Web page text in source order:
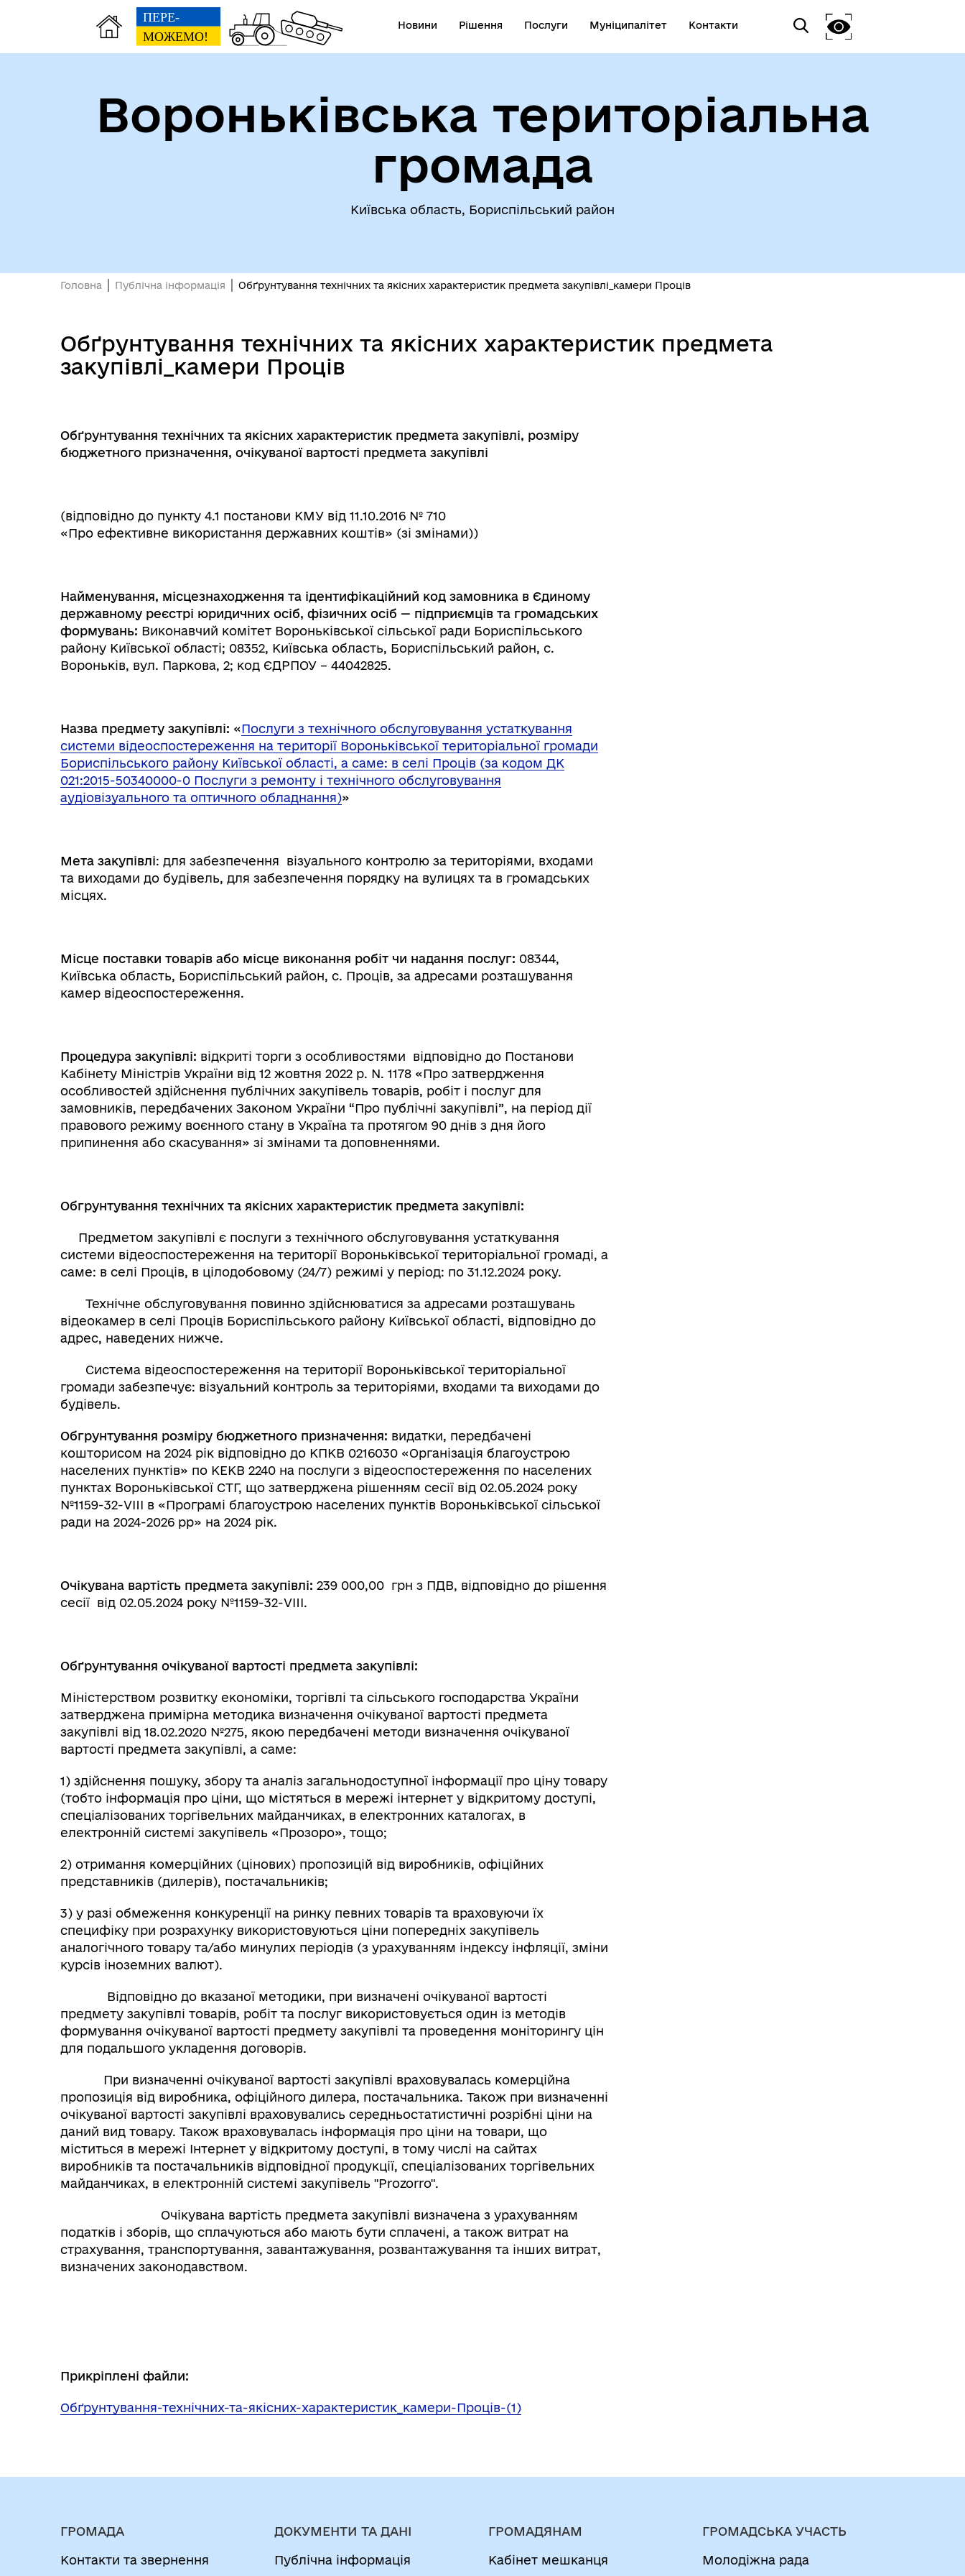
Новини Рішення Послуги Муніципалітет Контакти
Вороньківська територіальна
громада
Київська область, Бориспільський район
Головна Публічна інформація Обґрунтування технічних та якісних характеристик предмета закупівлі_камери Проців
Обґрунтування технічних та якісних характеристик предмета
закупівлі_камери Проців
Обґрунтування технічних та якісних характеристик предмета закупівлі, розміру
бюджетного призначення, очікуваної вартості предмета закупівлі
(відповідно до пункту 4.1 постанови КМУ від 11.10.2016 № 710
«Про ефективне використання державних коштів» (зі змінами))
Найменування, місцезнаходження та ідентифікаційний код замовника в Єдиному
державному реєстрі юридичних осіб, фізичних осіб — підприємців та громадських
формувань: Виконавчий комітет Вороньківської сільської ради Бориспільського
району Київської області; 08352, Київська область, Бориспільський район, с.
Вороньків, вул. Паркова, 2; код ЄДРПОУ – 44042825.
Назва предмету закупівлі: «Послуги з технічного обслуговування устаткування
системи відеоспостереження на території Вороньківської територіальної громади
Бориспільського району Київської області, а саме: в селі Проців (за кодом ДК
021:2015-50340000-0 Послуги з ремонту і технічного обслуговування
аудіовізуального та оптичного обладнання)»
Мета закупівлі: для забезпечення візуального контролю за територіями, входами
та виходами до будівель, для забезпечення порядку на вулицях та в громадських
місцях.
Місце поставки товарів або місце виконання робіт чи надання послуг: 08344,
Київська область, Бориспільський район, с. Проців, за адресами розташування
камер відеоспостереження.
Процедура закупівлі: відкриті торги з особливостями відповідно до Постанови
Кабінету Міністрів України від 12 жовтня 2022 р. N. 1178 «Про затвердження
особливостей здійснення публічних закупівель товарів, робіт i послуг для
замовників, передбачених Законом України “Про публічні закупівлі”, на період дії
правового режиму воєнного стану в Україна та протягом 90 днів з дня його
припинення або скасування» зі змінами та доповненнями.
Обгрунтування технічних та якісних характеристик предмета закупівлі:
Предметом закупівлі є послуги з технічного обслуговування устаткування
системи відеоспостереження на території Вороньківської територіальної громаді, а
саме: в селі Проців, в цілодобовому (24/7) режимі у період: по 31.12.2024 року.
Технічне обслуговування повинно здійснюватися за адресами розташувань
відеокамер в селі Проців Бориспільського району Київської області, відповідно до
адрес, наведених нижче.
Система відеоспостереження на території Вороньківської територіальної
громади забезпечує: візуальний контроль за територіями, входами та виходами до
будівель.
Обгрунтування розміру бюджетного призначення: видатки, передбачені
кошторисом на 2024 рік відповідно до КПКВ 0216030 «Організація благоустрою
населених пунктів» по КЕКВ 2240 на послуги з відеоспостереження по населених
пунктах Вороньківської СТГ, що затверджена рішенням сесії від 02.05.2024 року
№1159-32-VIII в «Програмі благоустрою населених пунктів Вороньківської сільської
ради на 2024-2026 рр» на 2024 рік.
Очікувана вартість предмета закупівлі: 239 000,00 грн з ПДВ, відповідно до рішення
сесії від 02.05.2024 року №1159-32-VIII.
Обґрунтування очікуваної вартості предмета закупівлі:
Міністерством розвитку економіки, торгівлі та сільського господарства України
затверджена примірна методика визначення очікуваної вартості предмета
закупівлі від 18.02.2020 №275, якою передбачені методи визначення очікуваної
вартості предмета закупівлі, а саме:
1) здійснення пошуку, збору та аналіз загальнодоступної інформації про ціну товару
(тобто інформація про ціни, що містяться в мережі інтернет у відкритому доступі,
спеціалізованих торгівельних майданчиках, в електронних каталогах, в
електронній системі закупівель «Прозоро», тощо;
2) отримання комерційних (цінових) пропозицій від виробників, офіційних
представників (дилерів), постачальників;
3) у разі обмеження конкуренції на ринку певних товарів та враховуючи їх
специфіку при розрахунку використовуються ціни попередніх закупівель
аналогічного товару та/або минулих періодів (з урахуванням індексу інфляції, зміни
курсів іноземних валют).
Відповідно до вказаної методики, при визначені очікуваної вартості
предмету закупівлі товарів, робіт та послуг використовується один із методів
формування очікуваної вартості предмету закупівлі та проведення моніторингу цін
для подальшого укладення договорів.
При визначенні очікуваної вартості закупівлі враховувалась комерційна
пропозиція від виробника, офіційного дилера, постачальника. Також при визначенні
очікуваної вартості закупівлі враховувались середньостатистичні розрібні ціни на
даний вид товару. Також враховувалась інформація про ціни на товари, що
міститься в мережі Інтернет у відкритому доступі, в тому числі на сайтах
виробників та постачальників відповідної продукції, спеціалізованих торгівельних
майданчиках, в електронній системі закупівель "Prozorro".
Очікувана вартість предмета закупівлі визначена з урахуванням
податків і зборів, що сплачуються або мають бути сплачені, а також витрат на
страхування, транспортування, завантажування, розвантажування та інших витрат,
визначених законодавством.
Прикріплені файли:
Обґрунтування-технічних-та-якісних-характеристик_камери-Проців-(1)
ГРОМАДА
Контакти та звернення
ДОКУМЕНТИ ТА ДАНІ
Публічна інформація
ГРОМАДЯНАМ
Кабінет мешканця
ГРОМАДСЬКА УЧАСТЬ
Молодіжна рада